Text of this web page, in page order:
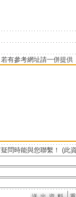
有參考網址請一併提供
問時能與您聯繫！ (此